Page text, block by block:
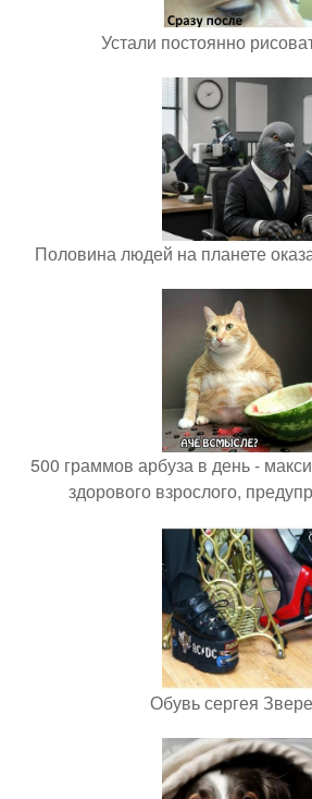
Устали постоянно
Половина людей на планете
500 граммов арбуза в день -
здорового взрослого,
Обувь сергея